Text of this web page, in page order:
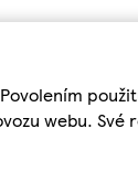
webu. Své